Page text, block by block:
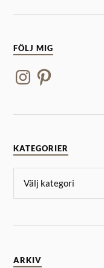
FÖLJ MIG
KATEGORIER
ARKIV